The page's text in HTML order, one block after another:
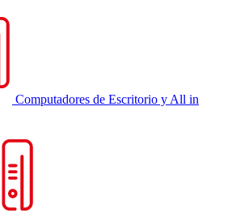
Computadores de Escritorio y All in